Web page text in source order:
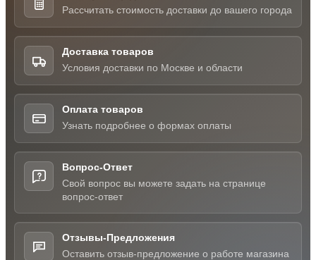
Рассчитать стоимость доставки до вашего города
Доставка товаров
Условия доставки по Москве и области
Оплата товаров
Узнать подробнее о формах оплаты
Вопрос-Ответ
Свой вопрос вы можете задать на странице
вопрос-ответ
Отзывы-Предложения
Оставить отзыв-предложение о работе магазина